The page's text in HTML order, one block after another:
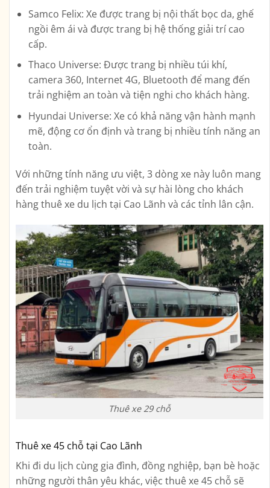
Samco Felix: Xe được trang bị nội thất bọc da, ghế
ngồi êm ái và được trang bị hệ thống giải trí cao
cấp.
Thaco Universe: Được trang bị nhiều túi khí,
camera 360, Internet 4G, Bluetooth để mang đến
trải nghiệm an toàn và tiện nghi cho khách hàng.
Hyundai Universe: Xe có khả năng vận hành mạnh
mẽ, động cơ ổn định và trang bị nhiều tính năng an
toàn.
Với những tính năng ưu việt, 3 dòng xe này luôn mang
đến trải nghiệm tuyệt vời và sự hài lòng cho khách
hàng thuê xe du lịch tại Cao Lãnh và các tỉnh lân cận.
Thuê xe 29 chỗ
Thuê xe 45 chỗ tại Cao Lãnh
Khi đi du lịch cùng gia đình, đồng nghiệp, bạn bè hoặc
những người thân yêu khác, việc thuê xe 45 chỗ sẽ